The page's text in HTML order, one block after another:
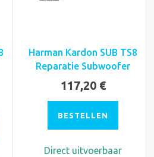
Harman Kardon SUB TS8
Reparatie Subwoofer
117,20 €
BESTELLEN
Direct uitvoerbaar